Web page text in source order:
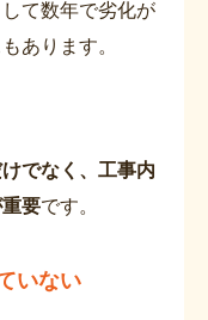
て数年で劣化が
あります。
でなく、工事内
要です。
いない